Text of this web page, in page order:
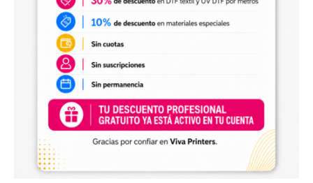
Diseños digitales para impresión UV DTF
También encontrarás
perfectos para personalizar vasos, botellas, termos, cajas,
envases, artículos promocionales y otras superficies rígidas
Estos diseños permiten incorporar nuevas opciones a tu
catálogo de personalización de objetos y preparar
producciones propias utilizando tu impresora UV DTF o tu
proveedor habitual de impresión.